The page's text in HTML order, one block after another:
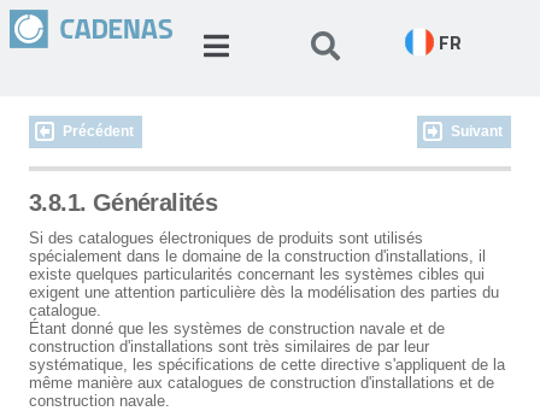
FR
Précédent Suivant
3.8.1. Généralités
Si des catalogues électroniques de produits sont utilisés
spécialement dans le domaine de la construction d'installations, il
existe quelques particularités concernant les systèmes cibles qui
exigent une attention particulière dès la modélisation des parties du
catalogue.
Étant donné que les systèmes de construction navale et de
construction d'installations sont très similaires de par leur
systématique, les spécifications de cette directive s'appliquent de la
même manière aux catalogues de construction d'installations et de
construction navale.